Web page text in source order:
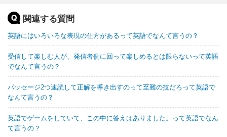
関連する質問
英語にはいろいろな表現の仕方があるって英語でなんて言うの？
受信して楽しむ人が、発信者側に回って楽しめるとは限らないって英語
でなんて言うの？
パッセージ2つ速読して正解を導き出すのって至難の技だろって英語で
なんて言うの？
英語でゲームをしていて、この中に答えはありました。って英語でなん
て言うの？